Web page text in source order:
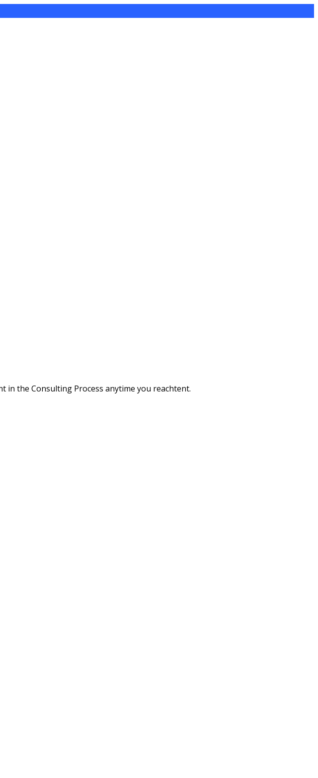
the Consulting Process anytime you reachtent.